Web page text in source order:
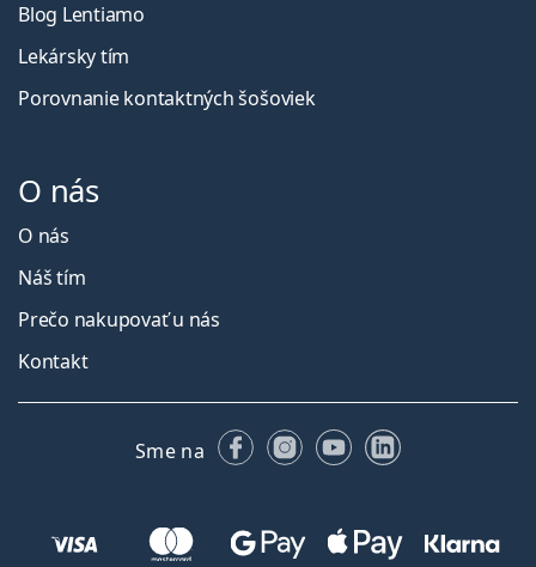
Blog Lentiamo
Lekársky tím
Porovnanie kontaktných šošoviek
O nás
O nás
Náš tím
Prečo nakupovať u nás
Kontakt
Sme na FacebookuInstagrame
YouTubeLinkedIn